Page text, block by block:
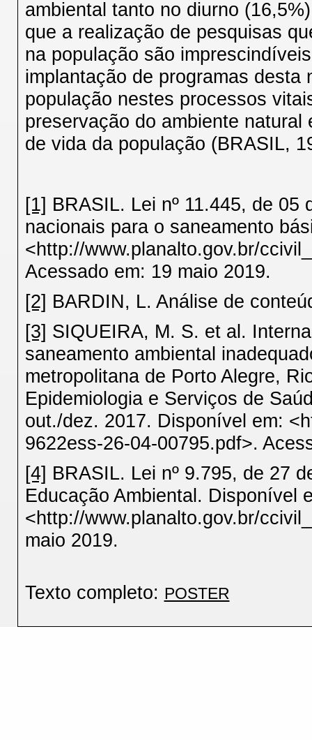
ambiental tanto no diurno
que a realização de pesquisas
na população são
implantação de programas
população nestes processos
preservação do ambiente
de vida da população (BRASIL,
[1] BRASIL. Lei nº 11.445, de
nacionais para o saneamento
<http://www.planalto.gov.br/
Acessado em: 19 maio 2019.
[2] BARDIN, L. Análise de
[3] SIQUEIRA, M. S. et al.
saneamento ambiental
metropolitana de Porto Alegre,
Epidemiologia e Serviços de
out./dez. 2017. Disponível em:
9622ess-26-04-00795.pdf>.
[4] BRASIL. Lei nº 9.795, de 27
Educação Ambiental. Disponível
<http://www.planalto.gov.br/
maio 2019.
Texto completo: POSTER